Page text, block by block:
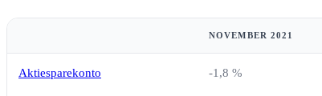
NOVEMBER 2021
Aktiesparekonto -1,8 %